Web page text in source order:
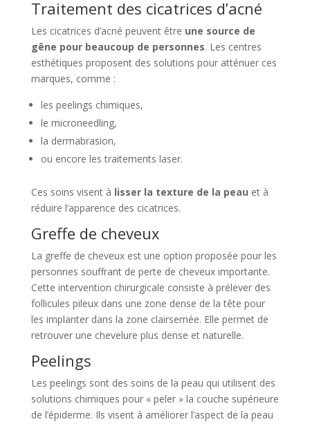
Traitement des cicatrices d’acné
Les cicatrices d’acné peuvent être une source de
gêne pour beaucoup de personnes. Les centres
esthétiques proposent des solutions pour atténuer ces
marques, comme :
les peelings chimiques,
le microneedling,
la dermabrasion,
ou encore les traitements laser.
Ces soins visent à lisser la texture de la peau et à
réduire l’apparence des cicatrices.
Greffe de cheveux
La greffe de cheveux est une option proposée pour les
personnes souffrant de perte de cheveux importante.
Cette intervention chirurgicale consiste à prélever des
follicules pileux dans une zone dense de la tête pour
les implanter dans la zone clairsemée. Elle permet de
retrouver une chevelure plus dense et naturelle.
Peelings
Les peelings sont des soins de la peau qui utilisent des
solutions chimiques pour « peler » la couche supérieure
de l’épiderme. Ils visent à améliorer l’aspect de la peau